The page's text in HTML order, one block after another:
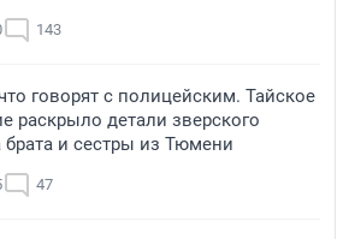
143
говорят с полицейским. Тайское
раскрыло детали зверского
брата и сестры из Тюмени
47